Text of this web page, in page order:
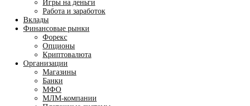
Игры на деньги
Работа и заработок
Вклады
Финансовые рынки
Форекс
Опционы
Криптовалюта
Организации
Магазины
Банки
МФО
МЛМ-компании